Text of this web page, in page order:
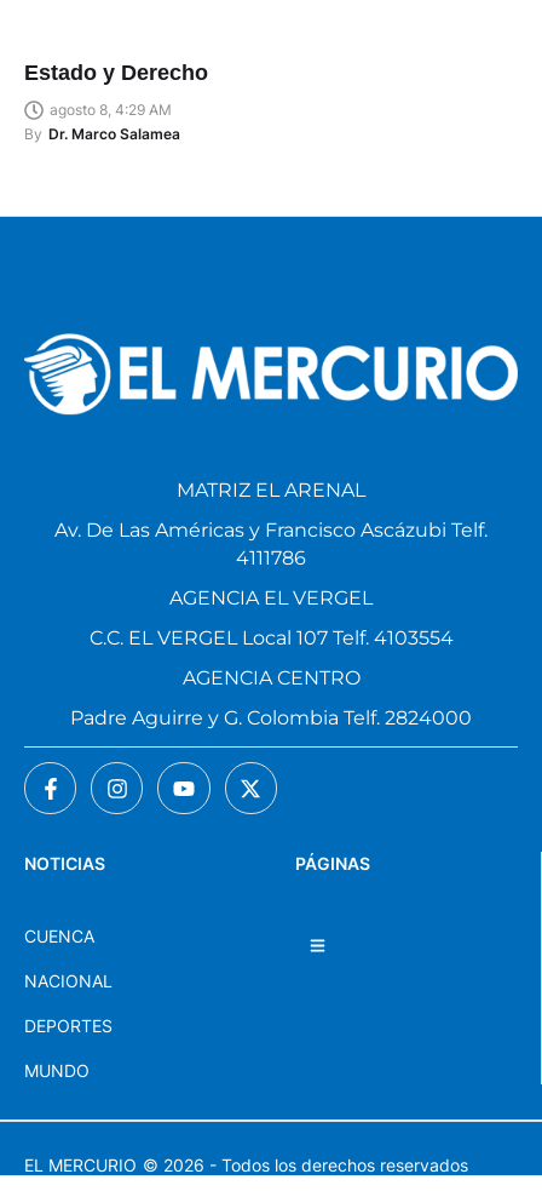
Estado y Derecho
agosto 8, 4:29 AM
By Dr. Marco Salamea
PÁGINAS
NOTICIAS
CUENCA
NACIONAL
DEPORTES
MUNDO
MATRIZ EL ARENAL
Av. De Las Américas y Francisco Ascázubi Telf.
4111786
AGENCIA EL VERGEL
C.C. EL VERGEL Local 107 Telf. 4103554
AGENCIA CENTRO
Padre Aguirre y G. Colombia Telf. 2824000
EL MERCURIO © 2026 - Todos los derechos reservados